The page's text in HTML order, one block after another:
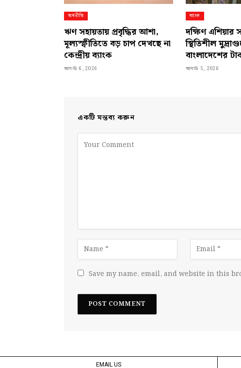
অর্থনীতি
ঋণ সহায়তায় প্রবৃদ্ধির আশা,
মূল্যস্ফীতিতে বড় চাপ দেখছে না
কেন্দ্রীয় ব্যাংক
আগস্ট 6, 2026
ব্যাংক
দক্ষিণ এশিয়ার
স্থিতিশীল
বাংলাদেশের
আগস্ট 5, 2026
একটি মন্তব্য করুন
Save my name, email, and website in this
EMAIL US